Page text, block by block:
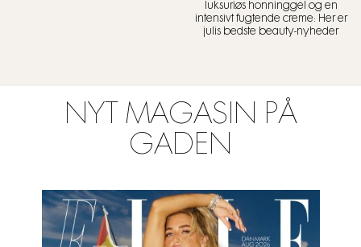
luksuriøs honninggel og en
intensivt fugtende creme: Her er
julis bedste beauty-nyheder
NYT MAGASIN PÅ
GADEN